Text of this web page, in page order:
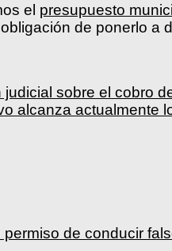
el presupuesto
de ponerlo a
sobre el cobro
alcanza actualmente
de conducir